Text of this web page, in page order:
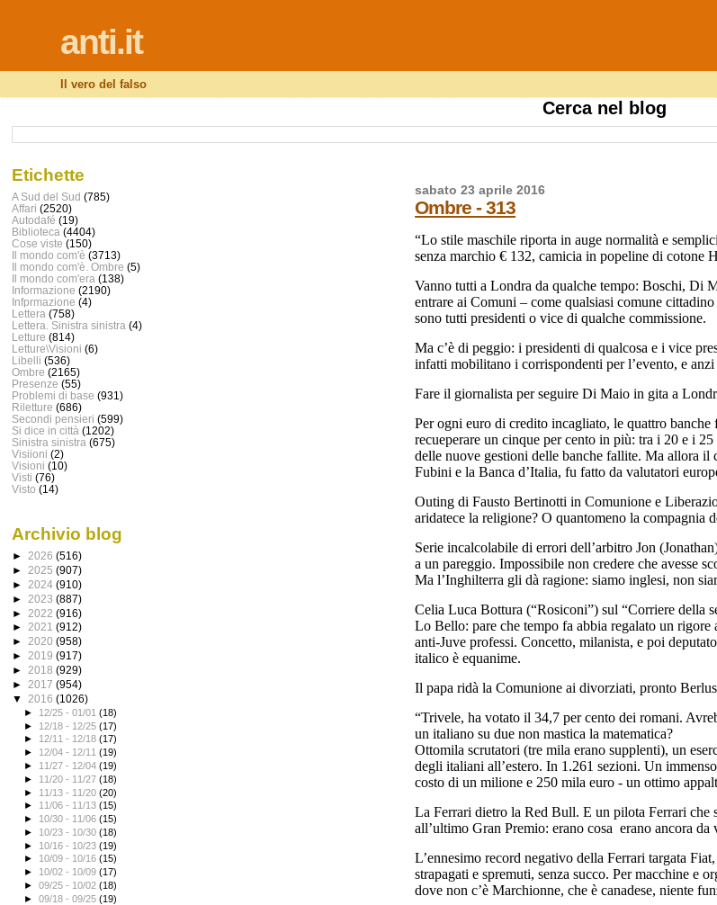
anti.it
Il vero del falso
Cerca nel blog
sabato 23 aprile 2016
Ombre - 313
“Lo stile maschile riporta in auge normalità e
senza marchio € 132, camicia in popeline di cotone
Vanno tutti a Londra da qualche tempo: Boschi, Di
entrare ai Comuni – come qualsiasi comune
sono tutti presidenti o vice di qualche commissione.
Ma c’è di peggio: i presidenti di qualcosa e i vice
infatti mobilitano i corrispondenti per l’evento, e
Fare il giornalista per seguire Di Maio in gita a
Per ogni euro di credito incagliato, le quattro
recueperare un cinque per cento in più: tra i 20 e i
delle nuove gestioni delle banche fallite. Ma allora il
Fubini e la Banca d’Italia, fu fatto da valutatori
Outing di Fausto Bertinotti in Comunione e
aridatece la religione? O quantomeno la compagnia
Serie incalcolabile di errori dell’arbitro Jon
a un pareggio. Impossibile non credere che avesse
Ma l’Inghilterra gli dà ragione: siamo inglesi, non
Celia Luca Bottura (“Rosiconi”) sul “Corriere della
Lo Bello: pare che tempo fa abbia regalato un
anti-Juve professi. Concetto, milanista, e poi
italico è equanime.
Il papa ridà la Comunione ai divorziati, pronto
“Trivele, ha votato il 34,7 per cento dei romani.
un italiano su due non mastica la matematica?
Ottomila scrutatori (tre mila erano supplenti), un
degli italiani all’estero. In 1.261 sezioni. Un
costo di un milione e 250 mila euro - un ottimo
La Ferrari dietro la Red Bull. E un pilota Ferrari che
all’ultimo Gran Premio: erano cosa erano ancora da
L’ennesimo record negativo della Ferrari targata
strapagati e spremuti, senza succo. Per macchine e
dove non c’è Marchionne, che è canadese, niente
Etichette
A Sud del Sud (785)
Affari (2520)
Autodafé (19)
Biblioteca (4404)
Cose viste (150)
Il mondo com'è (3713)
Il mondo com'è. Ombre (5)
Il mondo com'era (138)
Informazione (2190)
Infprmazione (4)
Lettera (758)
Lettera. Sinistra sinistra (4)
Letture (814)
Letture\Visioni (6)
Libelli (536)
Ombre (2165)
Presenze (55)
Problemi di base (931)
Riletture (686)
Secondi pensieri (599)
Si dice in città (1202)
Sinistra sinistra (675)
Visiioni (2)
Visioni (10)
Visti (76)
Visto (14)
Archivio blog
► 2026 (516)
► 2025 (907)
► 2024 (910)
► 2023 (887)
► 2022 (916)
► 2021 (912)
► 2020 (958)
► 2019 (917)
► 2018 (929)
► 2017 (954)
▼ 2016 (1026)
► 12/25 - 01/01(18)
► 12/18 - 12/25(17)
► 12/11 - 12/18(17)
► 12/04 - 12/11(19)
► 11/27 - 12/04(19)
► 11/20 - 11/27(18)
► 11/13 - 11/20(20)
► 11/06 - 11/13(15)
► 10/30 - 11/06(15)
► 10/23 - 10/30(18)
► 10/16 - 10/23(19)
► 10/09 - 10/16(15)
► 10/02 - 10/09(17)
►09/25 - 10/02(18)
►09/18 - 09/25(19)